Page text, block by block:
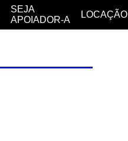
SEJA
APOIADOR-A
LOCAÇÃO